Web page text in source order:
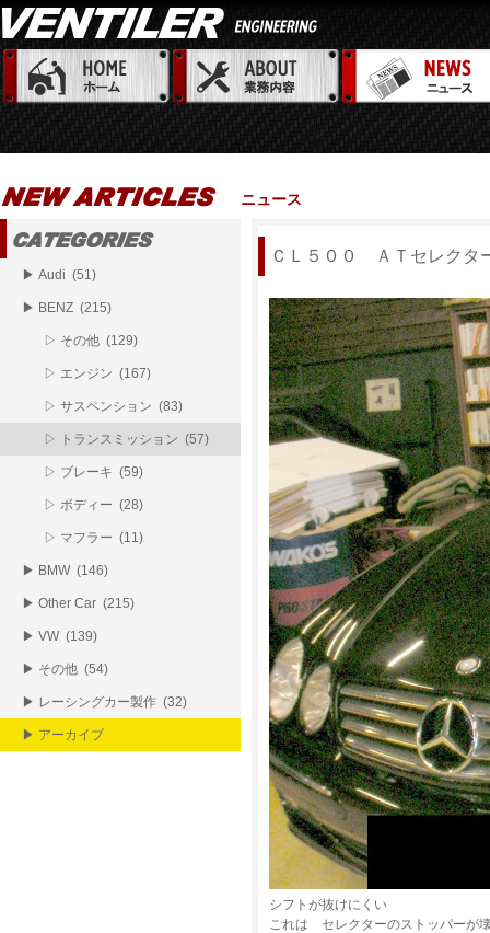
ニュース
ＣＬ５００ ＡＴセレクタ
シフトが抜けにくい
これは セレクターのストッパーが
▶ Audi (51)
▶ BENZ (215)
▷ その他 (129)
▷ エンジン (167)
▷ サスペンション (83)
▷ トランスミッション (57)
▷ ブレーキ (59)
▷ ボディー (28)
▷ マフラー (11)
▶ BMW (146)
▶ Other Car (215)
▶ VW (139)
▶ その他 (54)
▶ レーシングカー製作 (32)
▶ アーカイブ